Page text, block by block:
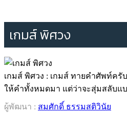
เกมส์ พิศวง
เกมส์ พิศวง : เกมส์ ทายคำศัพท์ครั
ให้คำทั้งหมดมา แต่ว่าจะสุ่มสลับแ
ผู้พัฒนา : สมศักดิ์ ธรรมสติวินัย